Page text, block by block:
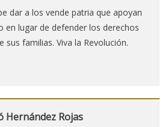
dar a los vende patria que apoyan
en lugar de defender los derechos
sus familias. Viva la Revolución.
Hernández Rojas